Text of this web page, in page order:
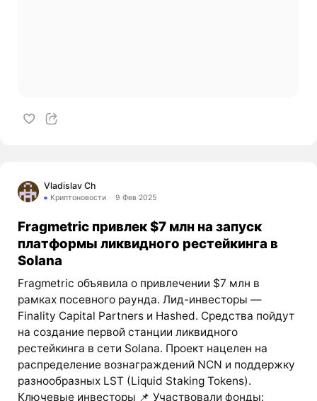
Vladislav Ch
Криптоновости 9 Фев 2025
Fragmetric привлек $7 млн на запуск
платформы ликвидного рестейкинга в
Solana
Fragmetric объявила о привлечении $7 млн в
рамках посевного раунда. Лид-инвесторы —
Finality Capital Partners и Hashed. Средства пойдут
на создание первой станции ликвидного
рестейкинга в сети Solana. Проект нацелен на
распределение вознаграждений NCN и поддержку
разнообразных LST (Liquid Staking Tokens).
Ключевые инвесторы 📌 Участвовали фонды: